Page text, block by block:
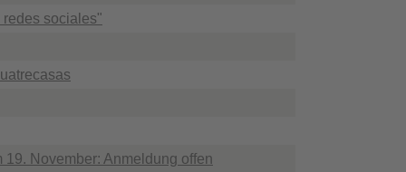
redes sociales"
November: Anmeldung offen